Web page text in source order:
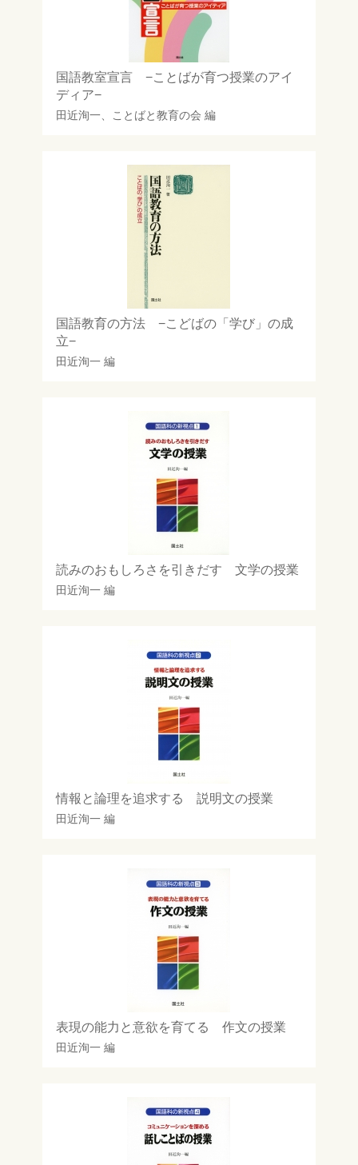
国語教室宣言 −ことばが育つ授業のアイ
ディア−
田近洵一、 ことばと教育の会 編
国語教育の方法 −こどばの「学び」の成
立−
田近洵一編
読みのおもしろさを引きだす 文学の授業
田近洵一編
情報と論理を追求する 説明文の授業
田近洵一編
表現の能力と意欲を育てる 作文の授業
田近洵一編